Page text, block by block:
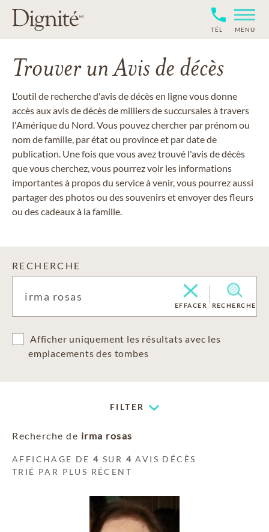
TÉL MENU
Trouver un Avis de décès
L'outil de recherche d'avis de décès en ligne vous donne
accès aux avis de décès de milliers de succursales à travers
l'Amérique du Nord. Vous pouvez chercher par prénom ou
nom de famille, par état ou province et par date de
publication. Une fois que vous avez trouvé l'avis de décès
que vous cherchez, vous pourrez voir les informations
importantes à propos du service à venir, vous pourrez aussi
partager des photos ou des souvenirs et envoyer des fleurs
ou des cadeaux à la famille.
RECHERCHE
EFFACER RECHERCHE
Afficher uniquement les résultats avec les
emplacements des tombes
FILTER
Recherche de irma rosas
AFFICHAGE DE4 SUR 4 AVIS DÉCÈS
TRIÉ PAR PLUS RÉCENT